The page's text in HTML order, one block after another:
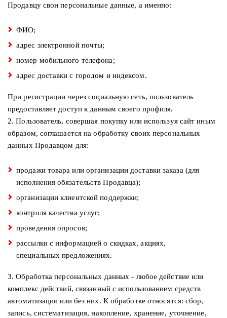
для
Новинки
Продавцу свои персональные данные, а именно:
ФИО;
адрес электронной почты;
номер мобильного телефона;
адрес доставки с городом и индексом.
При регистрации через социальную сеть, пользователь
предоставляет доступ к данным своего профиля.
2. Пользователь, совершая покупку или используя сайт иным
образом, соглашается на обработку своих персональных
данных Продавцом для:
продажи товара или организации доставки заказа (для
исполнения обязательств Продавца);
организации клиентской поддержки;
контроля качества услуг;
проведения опросов;
рассылки с информацией о скидках, акциях,
специальных предложениях.
3. Обработка персональных данных - любое действие или
комплекс действий, связанный с использованием средств
автоматизации или без них. К обработке относятся: сбор,
запись, систематизация, накопление, хранение, уточнение,